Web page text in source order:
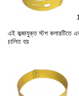
এই কব্জাযুক্ত স্টপ কলারটিতে
চালিত হয়